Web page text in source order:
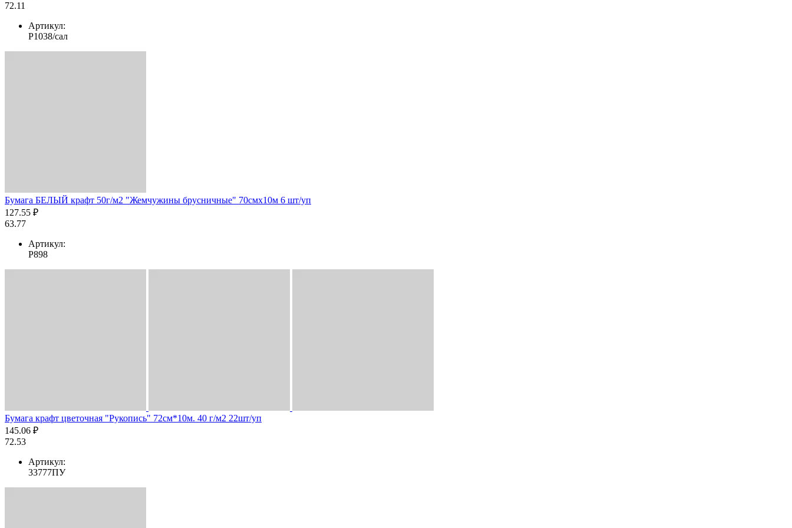
72.11
Артикул:
Р1038/сал
Бумага БЕЛЫЙ крафт 50г/м2 "Жемчужины брусничные" 70смх10м 6 шт/уп
127.55 ₽
63.77
Артикул:
Р898
Бумага крафт цветочная "Рукопись" 72см*10м. 40 г/м2 22шт/уп
145.06 ₽
72.53
Артикул:
33777ПУ